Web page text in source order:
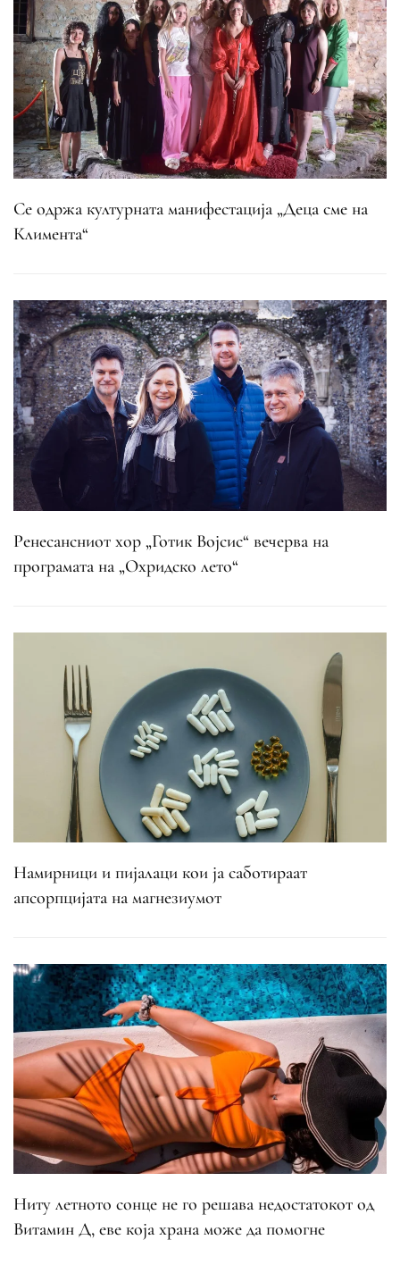
Се одржа културната манифестација „Деца сме на
Климента“
Ренесансниот хор „Готик Војсис“ вечерва на
програмата на „Охридско лето“
Намирници и пијалаци кои ја саботираат
апсорпцијата на магнезиумот
Ниту летното сонце не го решава недостатокот од
Витамин Д, еве која храна може да помогне